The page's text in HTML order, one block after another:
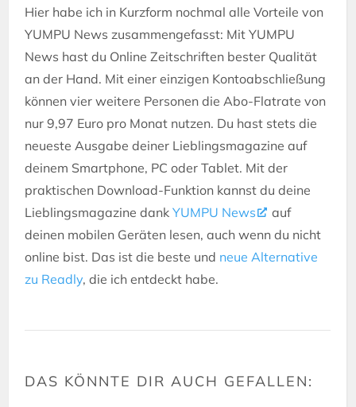
Hier habe ich in Kurzform nochmal alle Vorteile von
YUMPU News zusammengefasst: Mit YUMPU
News hast du Online Zeitschriften bester Qualität
an der Hand. Mit einer einzigen Kontoabschließung
können vier weitere Personen die Abo-Flatrate von
nur 9,97 Euro pro Monat nutzen. Du hast stets die
neueste Ausgabe deiner Lieblingsmagazine auf
deinem Smartphone, PC oder Tablet. Mit der
praktischen Download-Funktion kannst du deine
Lieblingsmagazine dankYUMPU News
auf
deinen mobilen Geräten lesen, auch wenn du nicht
online bist. Das ist die beste und neue Alternative
zu Readly, die ich entdeckt habe.